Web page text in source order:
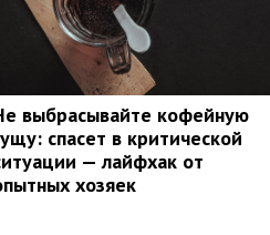
выбрасывайте кофейную
спасет в критической
— лайфхак от
хозяек